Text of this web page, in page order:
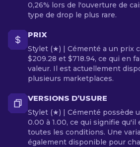
0,26% lors de l'ouverture de
type de drop le plus rare.
PRIX
Stylet (★) | Cémenté a un prix
$209.28 et $718.94, ce qui en
valeur. Il est actuellement
plusieurs marketplaces.
VERSIONS D’USURE
Stylet (★) | Cémenté possède
0.00 à 1.00, ce qui signifie
toutes les conditions. Une
également disponible pour